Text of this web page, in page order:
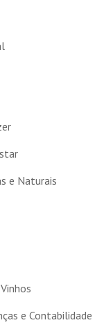
e Naturais
e Contabilidade